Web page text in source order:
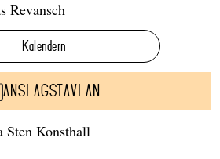
Revansch
Kalendern
ANSLAGSTAVLAN
Sten Konsthall